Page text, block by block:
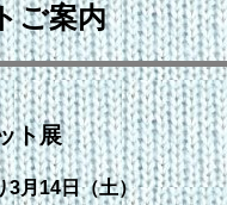
ご案内
ト展
3月14日（土）